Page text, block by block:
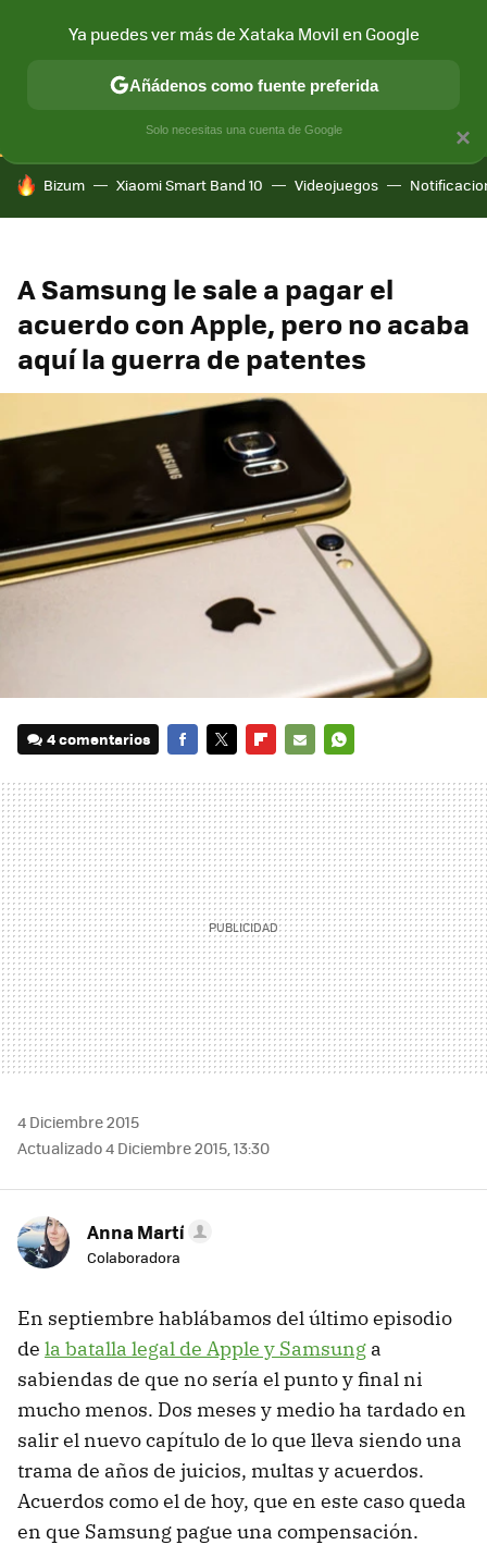
CONECTIVIDAD MÓVIL Y SOCIEDAD APLICACIONES
HOY SE HABLA DE
Bizum Xiaomi Smart Band 10 Videojuegos
A Samsung le sale a pagar el
acuerdo con Apple, pero no acaba
aquí la guerra de patentes
4 comentarios
MAIL
4 Diciembre 2015
Actualizado 4 Diciembre 2015, 13:30
Anna Martí
Colaboradora
En septiembre hablábamos del último episodio
de la batalla legal de Apple y Samsung a
sabiendas de que no sería el punto y final ni
mucho menos. Dos meses y medio ha tardado en
salir el nuevo capítulo de lo que lleva siendo una
trama de años de juicios, multas y acuerdos.
Acuerdos como el de hoy, que en este caso queda
en que Samsung pague una compensación.
×
Ya puedes ver más de Xataka Movil en Google
Añádenos como fuente preferida
Solo necesitas una cuenta de Google